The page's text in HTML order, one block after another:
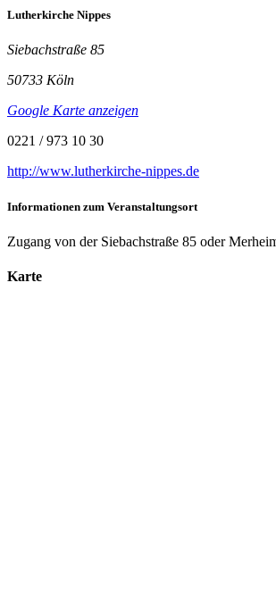
Lutherkirche Nippes
Siebachstraße 85
50733 Köln
Google Karte anzeigen
0221 / 973 10 30
http://www.lutherkirche-nippes.de
Informationen zum Veranstaltungsort
Zugang von der Siebachstraße 85 oder
Karte